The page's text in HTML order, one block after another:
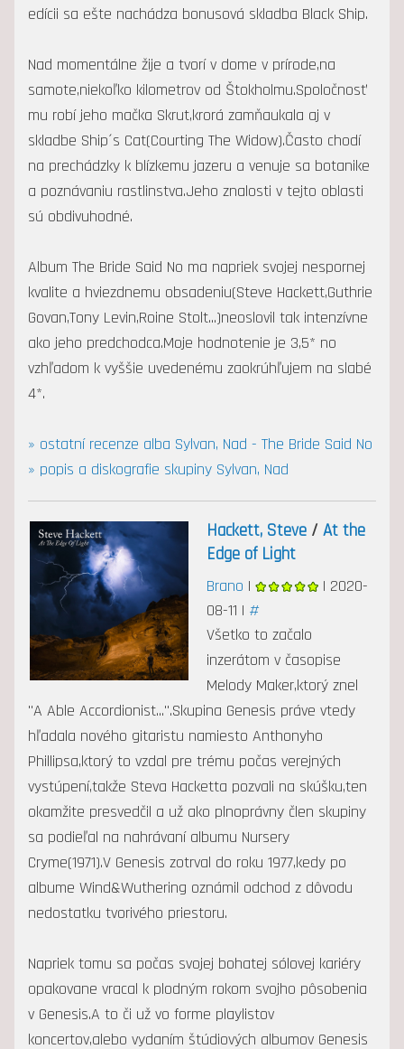
edícii sa ešte nachádza bonusová skladba Black Ship.
Nad momentálne žije a tvorí v dome v prírode,na
samote,niekoľko kilometrov od Štokholmu.Spoločnosť
mu robí jeho mačka Skrut,krorá zamňaukala aj v
skladbe Ship´s Cat(Courting The Widow).Často chodí
na prechádzky k blízkemu jazeru a venuje sa botanike
a poznávaniu rastlinstva.Jeho znalosti v tejto oblasti
sú obdivuhodné.
Album The Bride Said No ma napriek svojej nespornej
kvalite a hviezdnemu obsadeniu(Steve Hackett,Guthrie
Govan,Tony Levin,Roine Stolt...)neoslovil tak intenzívne
ako jeho predchodca.Moje hodnotenie je 3,5* no
vzhľadom k vyššie uvedenému zaokrúhľujem na slabé
4*.
» ostatní recenze alba Sylvan, Nad - The Bride Said No
» popis a diskografie skupiny Sylvan, Nad
Hackett, Steve/ At the
Edge of Light
Brano |
| 2020-
08-11 | #
Všetko to začalo
inzerátom v časopise
Melody Maker,ktorý znel
"A Able Accordionist...".Skupina Genesis práve vtedy
hľadala nového gitaristu namiesto Anthonyho
Phillipsa,ktorý to vzdal pre trému počas verejných
vystúpení,takže Steva Hacketta pozvali na skúšku,ten
okamžite presvedčil a už ako plnoprávny člen skupiny
sa podieľal na nahrávaní albumu Nursery
Cryme(1971).V Genesis zotrval do roku 1977,kedy po
albume Wind&Wuthering oznámil odchod z dôvodu
nedostatku tvorivého priestoru.
Napriek tomu sa počas svojej bohatej sólovej kariéry
opakovane vracal k plodným rokom svojho pôsobenia
v Genesis.A to či už vo forme playlistov
koncertov,alebo vydaním štúdiových albumov Genesis